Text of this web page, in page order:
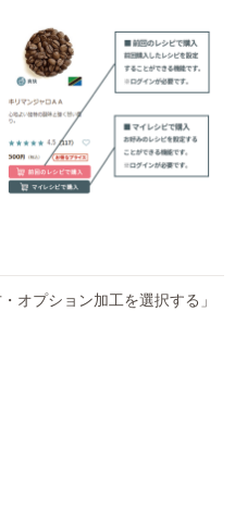
オプション加工を選択する」